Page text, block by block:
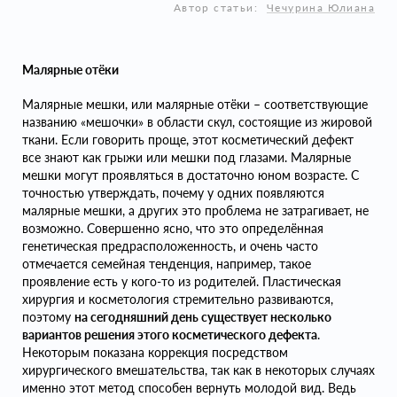
Автор статьи: Чечурина Юлиана
Малярные отёки
Малярные мешки, или малярные отёки – соответствующие
названию «мешочки» в области скул, состоящие из жировой
ткани. Если говорить проще, этот косметический дефект
все знают как грыжи или мешки под глазами. Малярные
мешки могут проявляться в достаточно юном возрасте. С
точностью утверждать, почему у одних появляются
малярные мешки, а других это проблема не затрагивает, не
возможно. Совершенно ясно, что это определённая
генетическая предрасположенность, и очень часто
отмечается семейная тенденция, например, такое
проявление есть у кого-то из родителей. Пластическая
хирургия и косметология стремительно развиваются,
поэтому на сегодняшний день существует несколько
вариантов решения этого косметического дефекта.
Некоторым показана коррекция посредством
хирургического вмешательства, так как в некоторых случаях
именно этот метод способен вернуть молодой вид. Ведь